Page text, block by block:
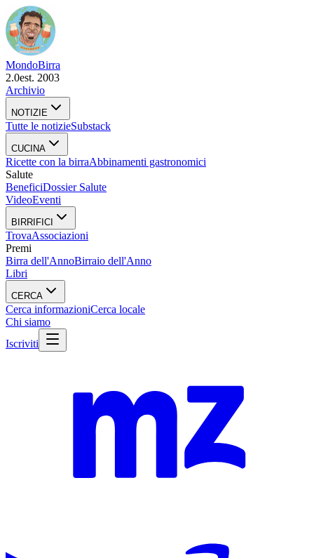
MondoBirra
2.0est. 2003
Archivio
NOTIZIE
Tutte le notizieSubstack
CUCINA
Ricette con la birraAbbinamenti gastronomici
Salute
BeneficiDossier Salute
VideoEventi
BIRRIFICI
TrovaAssociazioni
Premi
Birra dell'AnnoBirraio dell'Anno
Libri
CERCA
Cerca informazioniCerca locale
Chi siamo
Iscriviti